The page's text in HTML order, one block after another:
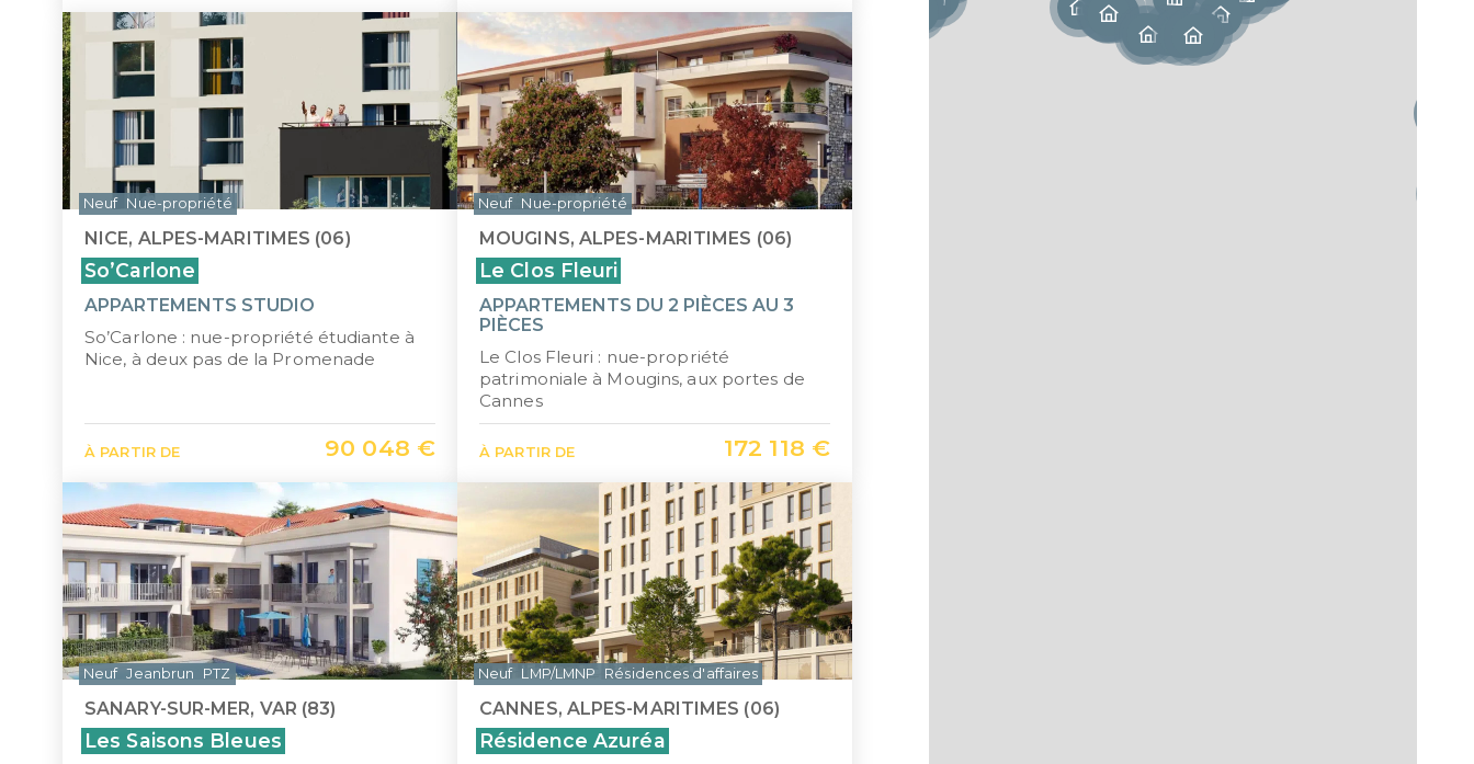
NICE, ALPES-MARITIMES (06)
So’Carlone
APPARTEMENTS STUDIO
So’Carlone : nue-propriété étudiante à
Nice, à deux pas de la Promenade
À PARTIR DE 90 048 €
Neuf Nue-propriété
MOUGINS, ALPES-MARITIMES (06)
Le Clos Fleuri
APPARTEMENTS DU 2 PIÈCES AU 3
PIÈCES
Le Clos Fleuri : nue-propriété
patrimoniale à Mougins, aux portes de
Cannes
À PARTIR DE 172 118 €
Neuf Nue-propriété
SANARY-SUR-MER, VAR (83)
Les Saisons Bleues
Neuf Jeanbrun PTZ
CANNES, ALPES-MARITIMES (06)
Résidence Azuréa
Neuf LMP/LMNP Résidences d'affaires